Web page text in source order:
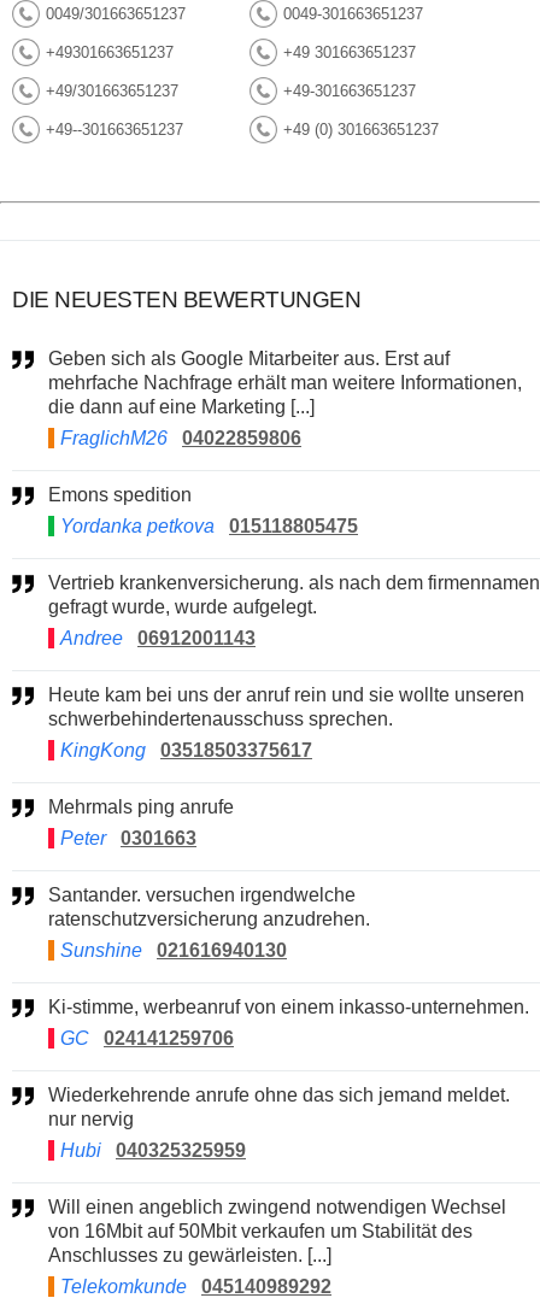
0049/301663651237 0049-301663651237
+49301663651237 +49 301663651237
+49/301663651237 +49-301663651237
+49--301663651237 +49 (0) 301663651237
DIE NEUESTEN BEWERTUNGEN
Geben sich als Google Mitarbeiter aus. Erst auf
mehrfache Nachfrage erhält man weitere Informationen,
die dann auf eine Marketing [...]
FraglichM26
04022859806
Emons spedition
Yordanka petkova
015118805475
Vertrieb krankenversicherung. als nach dem firmennamen
gefragt wurde, wurde aufgelegt.
Andree
06912001143
Heute kam bei uns der anruf rein und sie wollte unseren
schwerbehindertenausschuss sprechen.
KingKong
03518503375617
Mehrmals ping anrufe
Peter
0301663
Santander. versuchen irgendwelche
ratenschutzversicherung anzudrehen.
Sunshine
021616940130
Ki-stimme, werbeanruf von einem inkasso-unternehmen.
GC
024141259706
Wiederkehrende anrufe ohne das sich jemand meldet.
nur nervig
Hubi
040325325959
Will einen angeblich zwingend notwendigen Wechsel
von 16Mbit auf 50Mbit verkaufen um Stabilität des
Anschlusses zu gewärleisten. [...]
Telekomkunde
045140989292